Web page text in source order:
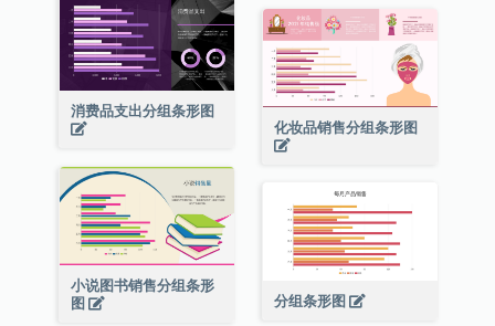
消费品支出分组条形图
化妆品销售分组条形图
小说图书销售分组条形
图
分组条形图